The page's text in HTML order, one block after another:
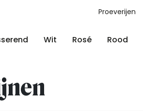
Proeverijen
Wit Rosé Rood